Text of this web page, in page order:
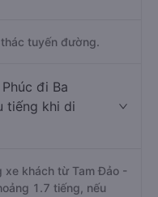
tuyến đường.
đi Ba
tiếng khi di
xe khách từ Tam Đảo -
1.7 tiếng, nếu